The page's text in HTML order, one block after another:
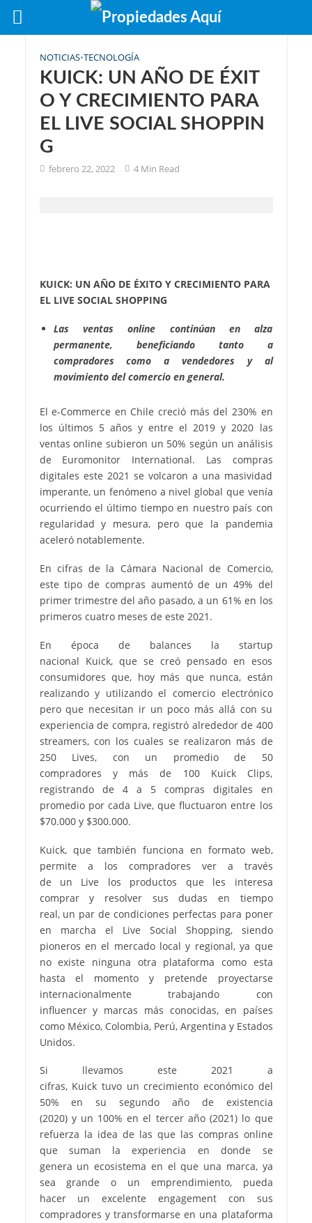
NOTICIAS•TECNOLOGÍA
KUICK: UN AÑO DE ÉXIT
O Y CRECIMIENTO PARA
EL LIVE SOCIAL SHOPPIN
G
febrero 22, 2022 4 Min Read
KUICK: UN AÑO DE ÉXITO Y CRECIMIENTO PARA
EL LIVE SOCIAL SHOPPING
Las ventas online continúan en alza
permanente, beneficiando tanto a
compradores como a vendedores y al
movimiento del comercio en general.
El e-Commerce en Chile creció más del 230% en
los últimos 5 años y entre el 2019 y 2020 las
ventas online subieron un 50% según un análisis
de Euromonitor International. Las compras
digitales este 2021 se volcaron a una masividad
imperante, un fenómeno a nivel global que venía
ocurriendo el último tiempo en nuestro país con
regularidad y mesura, pero que la pandemia
aceleró notablemente.
En cifras de la Cámara Nacional de Comercio,
este tipo de compras aumentó de un 49% del
primer trimestre del año pasado, a un 61% en los
primeros cuatro meses de este 2021.
En época de balances la startup
nacional Kuick, que se creó pensado en esos
consumidores que, hoy más que nunca, están
realizando y utilizando el comercio electrónico
pero que necesitan ir un poco más allá con su
experiencia de compra, registró alrededor de 400
streamers, con los cuales se realizaron más de
250 Lives, con un promedio de 50
compradores y más de 100 Kuick Clips,
registrando de 4 a 5 compras digitales en
promedio por cada Live, que fluctuaron entre los
$70.000 y $300.000.
Kuick, que también funciona en formato web,
permite a los compradores ver a través
de un Live los productos que les interesa
comprar y resolver sus dudas en tiempo
real, un par de condiciones perfectas para poner
en marcha el Live Social Shopping, siendo
pioneros en el mercado local y regional, ya que
no existe ninguna otra plataforma como esta
hasta el momento y pretende proyectarse
internacionalmente trabajando con
influencer y marcas más conocidas, en países
como México, Colombia, Perú, Argentina y Estados
Unidos.
Si llevamos este 2021 a
cifras, Kuick tuvo un crecimiento económico del
50% en su segundo año de existencia
(2020) y un 100% en el tercer año (2021) lo que
refuerza la idea de las que las compras online
que suman la experiencia en donde se
genera un ecosistema en el que una marca, ya
sea grande o un emprendimiento, pueda
hacer un excelente engagement con sus
compradores y transformarse en una plataforma